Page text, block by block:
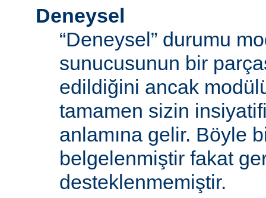
Deneysel
“Deneysel” durumu
sunucusunun bir
edildiğini ancak
tamamen sizin
anlamına gelir. Böyle
belgelenmiştir fakat
desteklenmemiştir.